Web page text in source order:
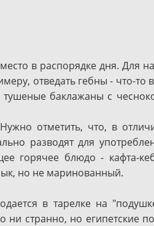
в распорядке дня. Для
отведать гебны - что-то
баклажаны с
отметить, что, в
разводят для
горячее блюдо - кафта-
но не маринованный.
в тарелке на
ни странно, но египетские